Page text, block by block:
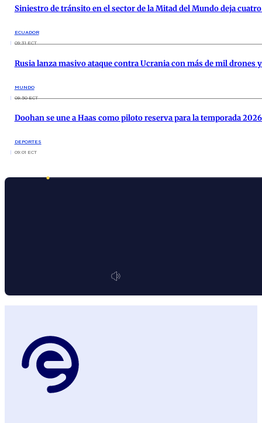
Siniestro de tránsito en el sector de la Mitad del Mundo deja
ECUADOR
09:31 ECT
Rusia lanza masivo ataque contra Ucrania con más de mil drones
MUNDO
09:50 ECT
Doohan se une a Haas como piloto reserva para la temporada
DEPORTES
09:01 ECT